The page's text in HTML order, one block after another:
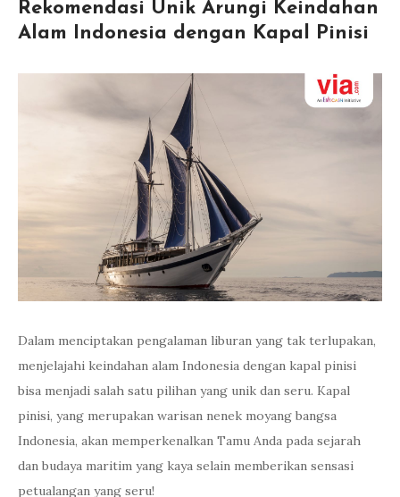
Rekomendasi Unik Arungi Keindahan
Alam Indonesia dengan Kapal Pinisi
Dalam menciptakan pengalaman liburan yang tak terlupakan,
menjelajahi keindahan alam Indonesia dengan kapal pinisi
bisa menjadi salah satu pilihan yang unik dan seru. Kapal
pinisi, yang merupakan warisan nenek moyang bangsa
Indonesia, akan memperkenalkan Tamu Anda pada sejarah
dan budaya maritim yang kaya selain memberikan sensasi
petualangan yang seru!